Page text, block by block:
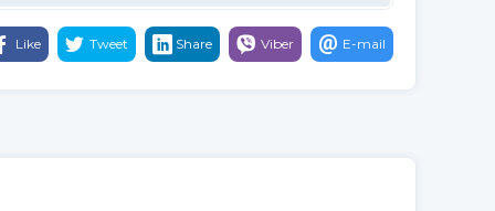
Like Tweet Share Viber E-mail